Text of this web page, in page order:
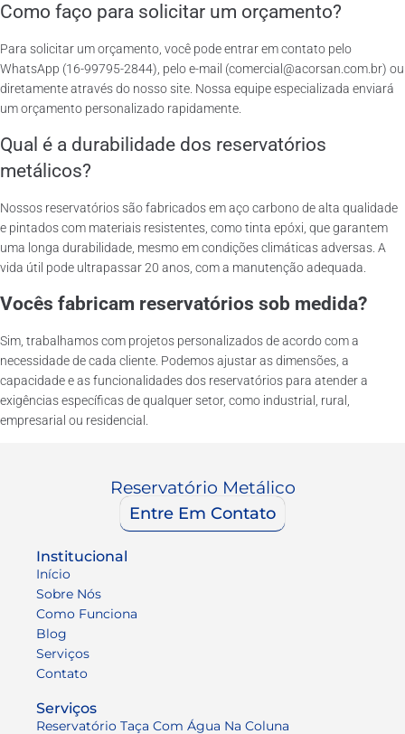
Como faço para solicitar um orçamento?
Para solicitar um orçamento, você pode entrar em contato pelo
WhatsApp (16-99795-2844), pelo e-mail (comercial@acorsan.com.br) ou
diretamente através do nosso site. Nossa equipe especializada enviará
um orçamento personalizado rapidamente.
Qual é a durabilidade dos reservatórios
metálicos?
Nossos reservatórios são fabricados em aço carbono de alta qualidade
e pintados com materiais resistentes, como tinta epóxi, que garantem
uma longa durabilidade, mesmo em condições climáticas adversas. A
vida útil pode ultrapassar 20 anos, com a manutenção adequada.
Vocês fabricam reservatórios sob medida?
Sim, trabalhamos com projetos personalizados de acordo com a
necessidade de cada cliente. Podemos ajustar as dimensões, a
capacidade e as funcionalidades dos reservatórios para atender a
exigências específicas de qualquer setor, como industrial, rural,
empresarial ou residencial.
Reservatório Metálico
Entre Em Contato
Institucional
Início
Sobre Nós
Como Funciona
Blog
Serviços
Contato
Serviços
Reservatório Taça Com Água Na Coluna